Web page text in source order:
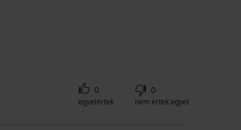
0
egyetértek
0
nem értek egyet